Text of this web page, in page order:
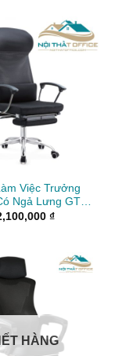
Việc Trưởng
Ngả Lưng GTP-
010
₫
HÀNG